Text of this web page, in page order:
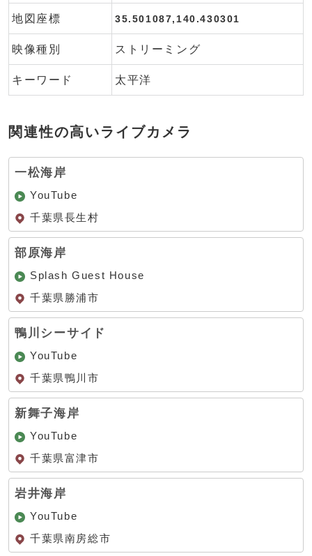
地図座標 35.501087,140.430301
映像種別 ストリーミング
キーワード 太平洋
関連性の高いライブカメラ
一松海岸
YouTube
千葉県長生村
部原海岸
Splash Guest House
千葉県勝浦市
鴨川シーサイド
YouTube
千葉県鴨川市
新舞子海岸
YouTube
千葉県富津市
岩井海岸
YouTube
千葉県南房総市